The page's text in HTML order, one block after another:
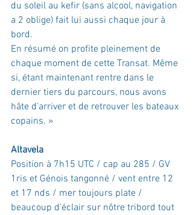
du soleil au kefir (sans alcool, navigation
a 2 oblige) fait lui aussi chaque jour à
bord.
En résumé on profite pleinement de
chaque moment de cette Transat. Même
si, étant maintenant rentre dans le
dernier tiers du parcours, nous avons
hâte d'arriver et de retrouver les bateaux
copains. »
Altavela
Position à 7h15 UTC / cap au 285 / GV
1ris et Génois tangonné / vent entre 12
et 17 nds / mer toujours plate /
beaucoup d’éclair sur nôtre tribord tout